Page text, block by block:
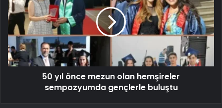
50 yıl önce mezun olan hemşireler
sempozyumda gençlerle buluştu